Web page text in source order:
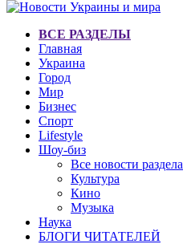
ВСЕ РАЗДЕЛЫ
Главная
Украина
Город
Мир
Бизнес
Спорт
Lifestyle
Шоу-биз
Все новости раздела
Культура
Кино
Музыка
Наука
БЛОГИ ЧИТАТЕЛЕЙ